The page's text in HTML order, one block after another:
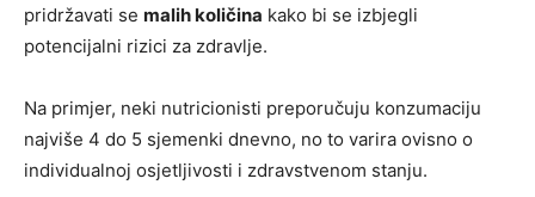
pridržavati se malih količina kako bi se izbjegli
potencijalni rizici za zdravlje.
Na primjer, neki nutricionisti preporučuju konzumaciju
najviše 4 do 5 sjemenki dnevno, no to varira ovisno o
individualnoj osjetljivosti i zdravstvenom stanju.